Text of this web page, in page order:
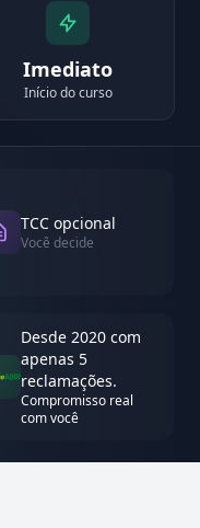
Imediato
Início do curso
TCC opcional
Você decide
Desde 2020 com
apenas 5
reclamações.
Compromisso real
com você